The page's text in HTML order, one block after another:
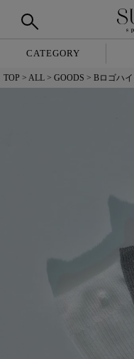
CATEGORY
TOP ALL GOODS Bロゴハ